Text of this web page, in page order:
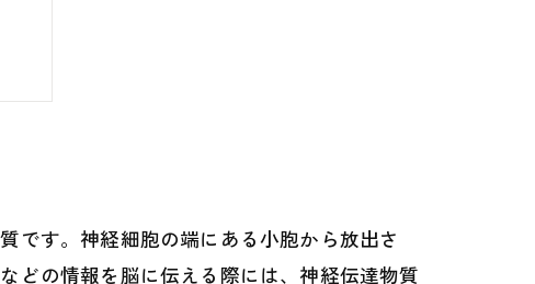
です。神経細胞の端にある小胞から放出さ
どの情報を脳に伝える際には、神経伝達物質